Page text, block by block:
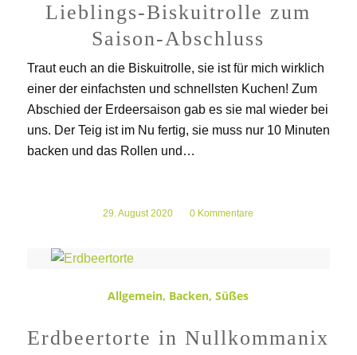
Lieblings-Biskuitrolle zum
Saison-Abschluss
Traut euch an die Biskuitrolle, sie ist für mich wirklich
einer der einfachsten und schnellsten Kuchen! Zum
Abschied der Erdeersaison gab es sie mal wieder bei
uns. Der Teig ist im Nu fertig, sie muss nur 10 Minuten
backen und das Rollen und…
29. August 2020
/ 0 Kommentare
Allgemein, Backen,Süßes
Erdbeertorte in Nullkommanix